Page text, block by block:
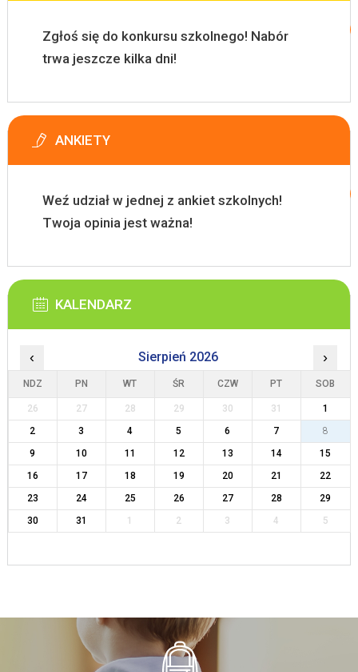
Zgłoś się do konkursu szkolnego! Nabór
trwa jeszcze kilka dni!
ANKIETY
Weź udział w jednej z ankiet szkolnych!
Twoja opinia jest ważna!
KALENDARZ
‹ Sierpień 2026 ›
NDZ PN WT ŚR CZW PT SOB
26 27 28 29 30 31
1
2
3 4 5 6 7
8
9
10 11 12 13 14
15
16
17 18 19 20 21
22
23
24 25 26 27 28
29
30
31 1 2 3 4 5